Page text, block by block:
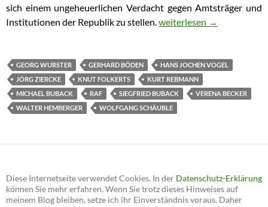
sich einem ungeheuerlichen Verdacht gegen Amtsträger und
Institutionen der Republik zu stellen.Einführung in das
weiterlesen →
GEORG WURSTER GERHARD BÖDEN
HANS JOCHEN VOGEL
JÖRG ZIERCKE
KNUT FOLKERTS
KURT REBMANN
MICHAEL BUBACK
RAF SIEGFRIED BUBACK
VERENA BECKER
WALTER HEMBERGER
WOLFGANG SCHÄUBLE
Diese Internetseite verwendet Cookies. In der Datenschutz-Erklärung
können Sie mehr erfahren. Wenn Sie trotz dieses Hinweises auf
meinem Blog bleiben, setze ich ihr Einverständnis voraus. Daher